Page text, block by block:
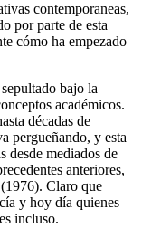
contemporaneas,
por parte de esta
cómo ha empezado
bajo la
académicos.
décadas de
pergueñando, y esta
desde mediados de
anteriores,
(1976). Claro que
y hoy día quienes
incluso.